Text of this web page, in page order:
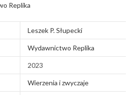
Replika
Leszek P. Słupecki
Wydawnictwo Replika
2023
Wierzenia i zwyczaje